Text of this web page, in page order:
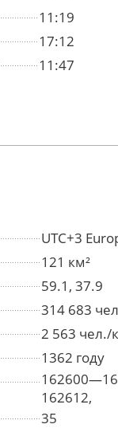
11:19
17:12
11:47
UTC+3
121 км²
59.1, 37.9
314 683
2 563 чел./
1362 году
162612,
35